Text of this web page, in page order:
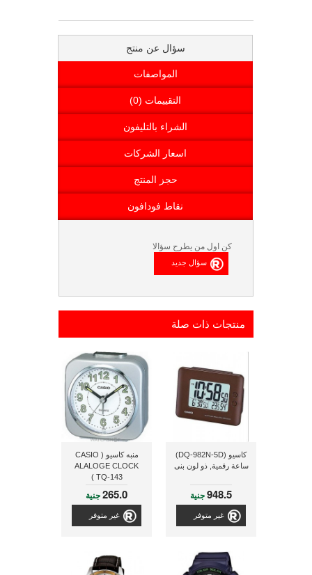
سؤال عن منتج
المواصفات
التقييمات (0)
الشراء بالتليفون
اسعار الشركات
حجز المنتج
نقاط فودافون
كن اول من يطرح سؤالا
منتجات ذات صلة
كاسيو (DQ-982N-5D)
ساعة رقمية, ذو لون بنى
948.5جنية
غير متوفر
منبه كاسيو ( CASIO
ALALOGE CLOCK
TQ-143 )
265.0جنية
غير متوفر